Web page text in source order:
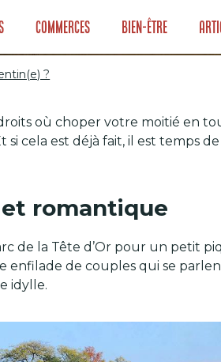
Commerces Bien-être
avec
?
où choper votre moitié en
cela est déjà fait, il est temps
et romantique
de la Tête d’Or pour un petit
de couples qui se
idylle.